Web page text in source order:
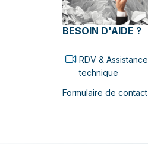
BESOIN D'AIDE ?
RDV & Assistance
technique
Formulaire de contact